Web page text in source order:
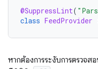
@SuppressLint(
class FeedProvider
หากต้องการระงับการตรวจ